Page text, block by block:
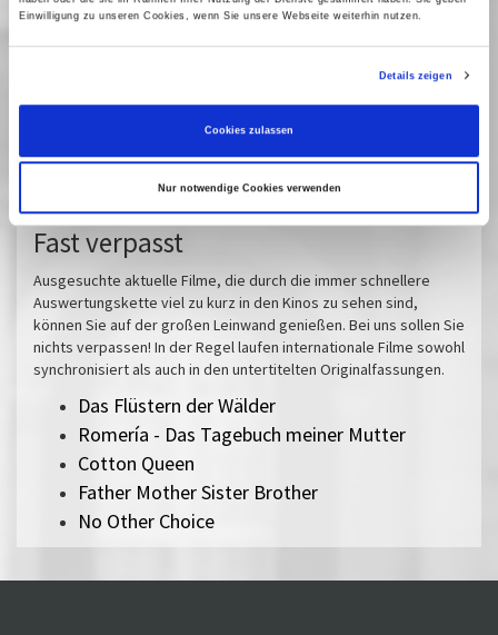
Einwilligung zu unseren Cookies, wenn Sie unsere Webseite weiterhin nutzen.
Details zeigen
Cookies zulassen
Nur notwendige Cookies verwenden
05 April 2026| 19:30
| 21:30
29 April 2026| 19:15
Fast verpasst
Ausgesuchte aktuelle Filme, die durch die immer schnellere
Auswertungskette viel zu kurz in den Kinos zu sehen sind,
können Sie auf der großen Leinwand genießen. Bei uns sollen Sie
nichts verpassen! In der Regel laufen internationale Filme sowohl
synchronisiert als auch in den untertitelten Originalfassungen.
Das Flüstern der Wälder
Romería - Das Tagebuch meiner Mutter
Cotton Queen
Father Mother Sister Brother
No Other Choice